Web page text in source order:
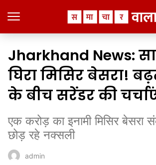
Jharkhand News:
घिरा मिसिर बेसरा!
के बीच सरेंडर की
एक करोड़ का इनामी मिसिर
छोड़ रहे नक्सली
admin